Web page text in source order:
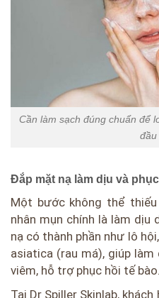
Cần làm sạch đúng chuẩn để
đầu
Đắp mặt nạ làm dịu và
Một bước không thể
nhân mụn chính là làm dịu
nạ có thành phần như lô
asiatica (rau má), giúp làm
viêm, hỗ trợ phục hồi tế bào.
Tại Dr Spiller Skinlab,